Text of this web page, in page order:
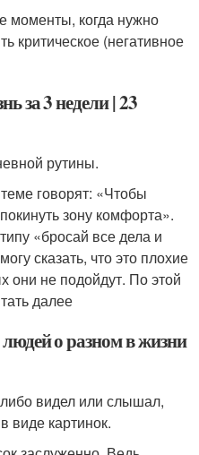
моменты, когда нужно
критическое (негативное
за 3 недели | 23
рутины.
говорят: «Чтобы
зону комфорта».
«бросай все дела и
сказать, что это плохие
они не подойдут. По этой
далее
о разном в жизни
видел или слышал,
виде картинок.